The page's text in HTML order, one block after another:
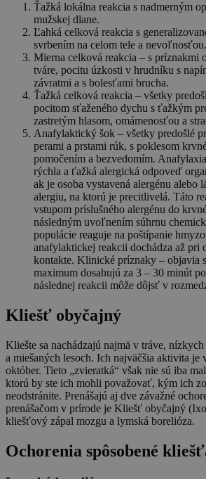
Ťažká lokálna reakcia s nadmerným
mužskej dlane.
Ľahká celková reakcia s
svrbením na celom tele a nevoľnosťou.
Mierna celková reakcia – s príznakmi
tváre, pocitu úzkosti v hrudníku s
závratmi a s bolesťami brucha.
Ťažká celková reakcia – všetky
pocitom sťaženého dychu s ťažkým
zastretým hlasom, omámenosťou a
Anafylaktický šok – všetky predošlé
perami a prstami rúk, s poklesom
pomočením a bezvedomím.
rýchla a ťažká alergická odpoveď
ak je osoba vystavená alergénu alebo
alergiu, na ktorú je precitlivelá. Táto
vstupom príslušného alergénu do
následným uvoľnením súhrnu
populácie reaguje na poštípanie
anafylaktickej reakcii dochádza až pri
kontakte. Klinické príznaky – objavia
maximum dosahujú za 3 – 30 minút
následnej reakcii môže dôjsť v
Kliešť obyčajný
Kliešte sa nachádzajú najmä v tráve,
a miešaných lesoch. Ich najväčšia aktivita je
október. Tieto „zvieratká“ však nie sú iba
ktorú by ste ich mohli považovať, kým ich
neodstránite. Prenášajú aj dve závažné
prenášačom v prírode je Kliešť obyčajný
kliešťový zápal mozgu a lymská borelióza.
Ochorenia spôsobené